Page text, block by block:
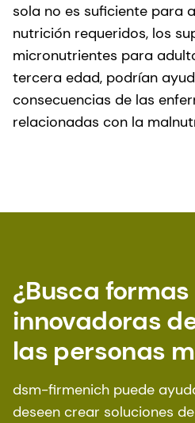
sola no es suficiente para
nutrición requeridos, los
micronutrientes para
tercera edad, podrían
consecuencias de las
relacionadas con la
¿Busca formas
innovadoras
las personas
dsm-firmenich puede
deseen crear soluciones